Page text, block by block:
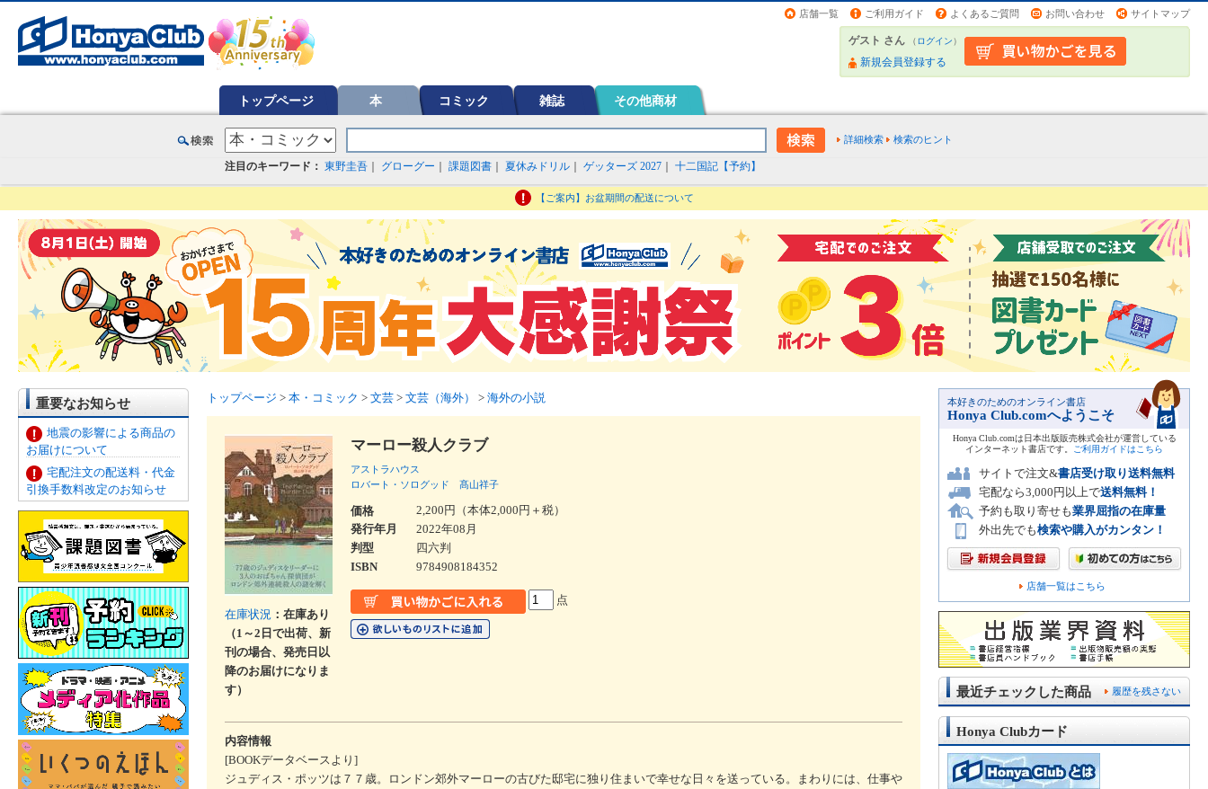
店舗一覧 ご利用ガイド よくあるご質問 お問い合わせ サイトマップ
ゲスト さん （ログイン）
新規会員登録する
トップページ 本 コミック 雑誌 その他商材
詳細検索 検索のヒント
注目のキーワード： 東野圭吾 グローグー 課題図書 夏休みドリル ゲッターズ 2027 十二国記【予約】
【ご案内】お盆期間の配送について
重要なお知らせ
地震の影響による商品の
お届けについて
宅配注文の配送料・代金
引換手数料改定のお知らせ
トップページ > 本・コミック > 文芸 > 文芸（海外） > 海外の小説
在庫状況 ：在庫あり
（1～2日で出荷、新
刊の場合、発売日以
降のお届けになりま
す）
マーロー殺人クラブ
アストラハウス
ロバート・ソログッド
髙山祥子
価格
2,200円（本体2,000円＋税）
発行年月
2022年08月
判型
四六判
ISBN
9784908184352
点
内容情報
[BOOKデータベースより]
ジュディス・ポッツは７７歳。ロンドン郊外マーローの古びた邸宅に独り住まいで幸せな日々を送っている。まわりには、仕事や
本好きのためのオンライン書店
Honya Club.comへようこそ
Honya Club.comは日本出版販売株式会社が運営している
インターネット書店です。
ご利用ガイドはこちら
サイトで注文&書店受け取り送料無料
宅配なら3,000円以上で送料無料！
予約も取り寄せも業界屈指の在庫量
外出先でも検索や購入がカンタン！
店舗一覧はこちら
履歴を残さない
最近チェックした商品
Honya Clubカード